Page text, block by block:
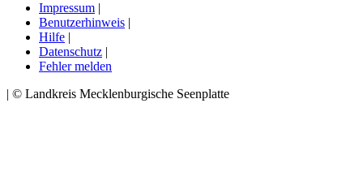
Impressum |
Benutzerhinweis |
Hilfe |
Datenschutz |
Fehler melden
| © Landkreis Mecklenburgische Seenplatte